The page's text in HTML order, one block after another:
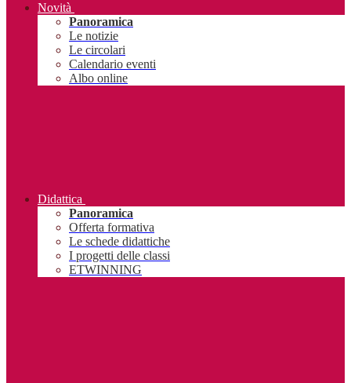
Novità
Panoramica
Le notizie
Le circolari
Calendario eventi
Albo online
Didattica
Panoramica
Offerta formativa
Le schede didattiche
I progetti delle classi
ETWINNING